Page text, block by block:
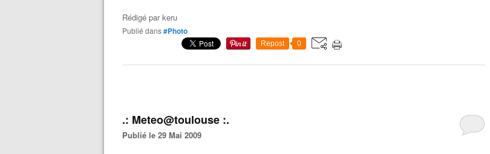
Rédigé parkeru
Publié dans#Photo
Repost 0
.: Meteo@toulouse :.
Publié le 29 Mai 2009